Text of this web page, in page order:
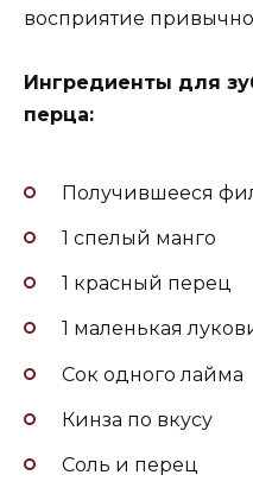
восприятие
Ингредиенты для
перца:
Получившееся
1 спелый манго
1 красный перец
1 маленькая
Сок одного лайма
Кинза по вкусу
Соль и перец